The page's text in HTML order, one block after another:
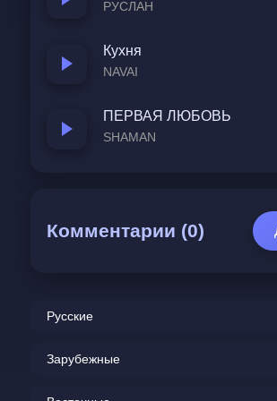
Но внутри, в слепом порыве,
Там, где солнце ярче светит
И где искреннее смех,
Как же хочется вернуться
Где казалось целым
РУСЛАН
Кухня
NAVAI
ПЕРВАЯ ЛЮБОВЬ
SHAMAN
Комментарии (0)
Русские
Зарубежные